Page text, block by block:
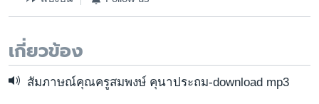
เกี่ยวข้อง
สัมภาษณ์คุณครูสมพงษ์ คุนาประถม-download mp3